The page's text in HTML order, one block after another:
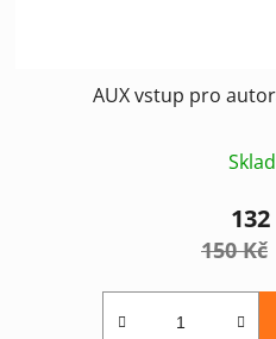
AUX vstup pro
132
150 Kč